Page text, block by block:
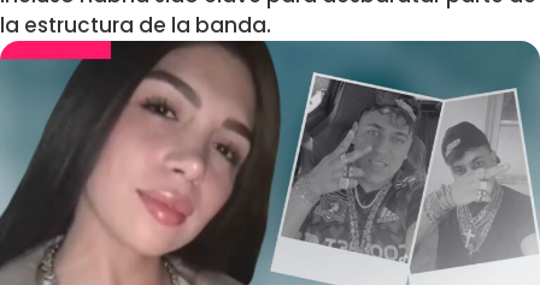
la estructura de la banda.